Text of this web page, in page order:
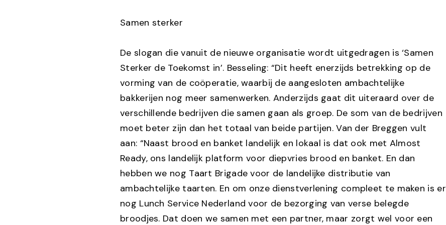
Samen sterker
De slogan die vanuit de nieuwe organisatie wordt uitgedragen is ‘Samen
Sterker de Toekomst in’. Besseling: “Dit heeft enerzijds betrekking op de
vorming van de coöperatie, waarbij de aangesloten ambachtelijke
bakkerijen nog meer samenwerken. Anderzijds gaat dit uiteraard over de
verschillende bedrijven die samen gaan als groep. De som van de bedrijven
moet beter zijn dan het totaal van beide partijen. Van der Breggen vult
aan: “Naast brood en banket landelijk en lokaal is dat ook met Almost
Ready, ons landelijk platform voor diepvries brood en banket. En dan
hebben we nog Taart Brigade voor de landelijke distributie van
ambachtelijke taarten. En om onze dienstverlening compleet te maken is er
nog Lunch Service Nederland voor de bezorging van verse belegde
broodjes. Dat doen we samen met een partner, maar zorgt wel voor een